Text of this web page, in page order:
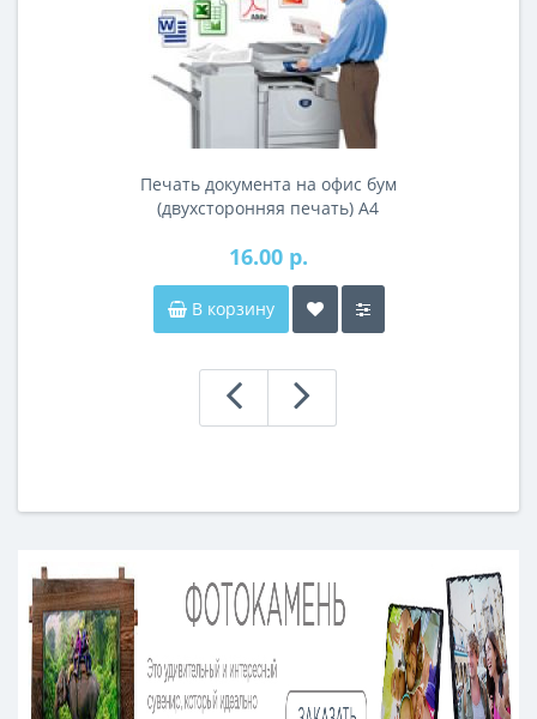
Печать документа на офис бум
(двухсторонняя печать) А4
16.00 р.
В корзину